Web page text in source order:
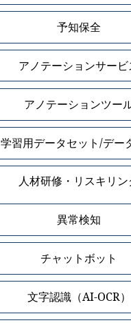
予知保全
アノテーションサービ
アノテーションツー
学習用データセット/デー
人材研修・リスキリン
異常検知
チャットボット
文字認識（AI-OCR）